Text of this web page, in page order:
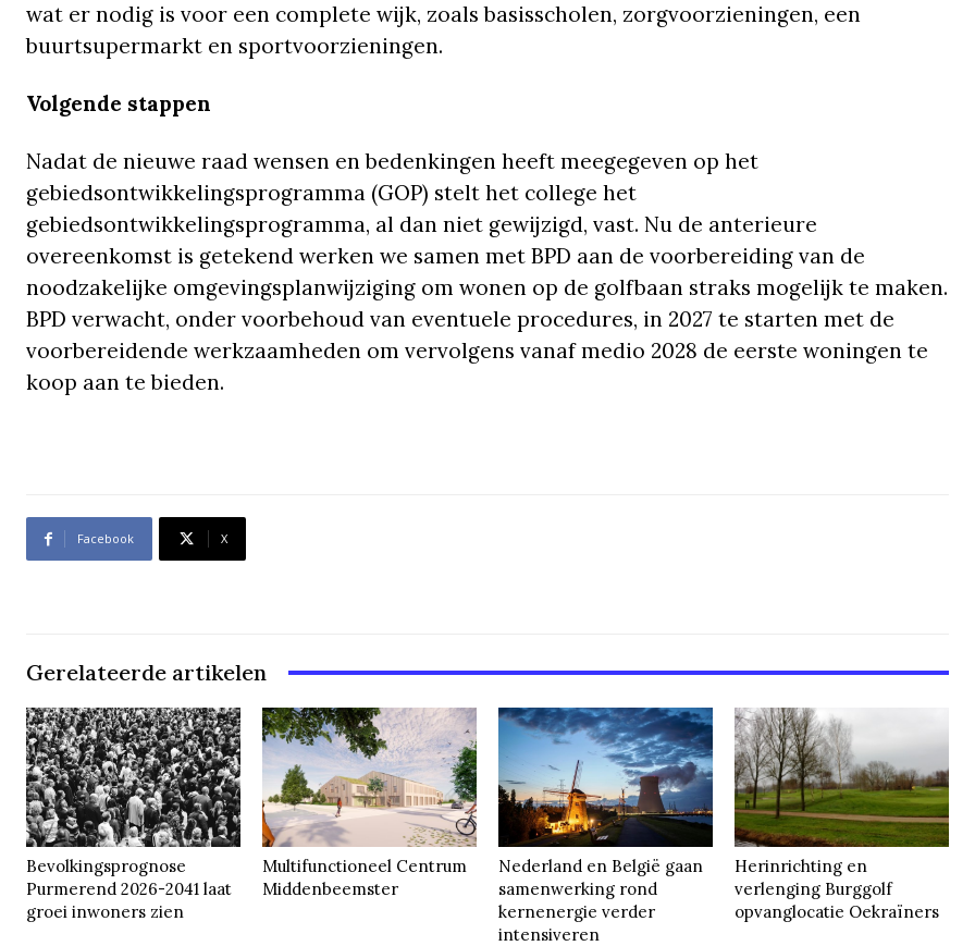
wat er nodig is voor een complete wijk, zoals basisscholen, zorgvoorzieningen, een
buurtsupermarkt en sportvoorzieningen.
Volgende stappen
Nadat de nieuwe raad wensen en bedenkingen heeft meegegeven op het
gebiedsontwikkelingsprogramma (GOP) stelt het college het
gebiedsontwikkelingsprogramma, al dan niet gewijzigd, vast. Nu de anterieure
overeenkomst is getekend werken we samen met BPD aan de voorbereiding van de
noodzakelijke omgevingsplanwijziging om wonen op de golfbaan straks mogelijk te maken.
BPD verwacht, onder voorbehoud van eventuele procedures, in 2027 te starten met de
voorbereidende werkzaamheden om vervolgens vanaf medio 2028 de eerste woningen te
koop aan te bieden.
Facebook X
Gerelateerde artikelen
Bevolkingsprognose
Purmerend 2026-2041 laat
groei inwoners zien
Multifunctioneel Centrum
Middenbeemster
Nederland en België gaan
samenwerking rond
kernenergie verder
intensiveren
Herinrichting en
verlenging Burggolf
opvanglocatie Oekraïners